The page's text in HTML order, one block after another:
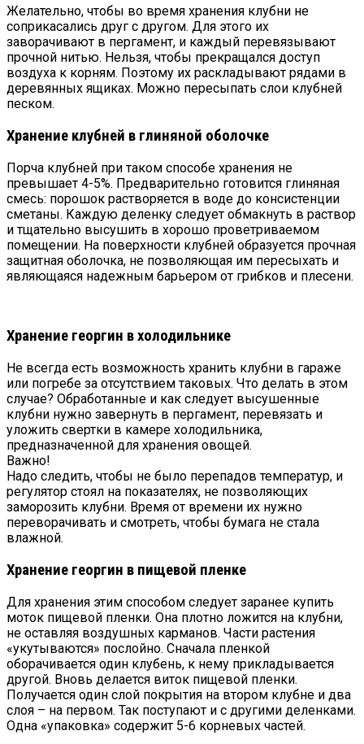
Желательно, чтобы во время хранения клубни не
соприкасались друг с другом. Для этого их
заворачивают в пергамент, и каждый перевязывают
прочной нитью. Нельзя, чтобы прекращался доступ
воздуха к корням. Поэтому их раскладывают рядами в
деревянных ящиках. Можно пересыпать слои клубней
песком.
Хранение клубней в глиняной оболочке
Порча клубней при таком способе хранения не
превышает 4-5%. Предварительно готовится глиняная
смесь: порошок растворяется в воде до консистенции
сметаны. Каждую деленку следует обмакнуть в раствор
и тщательно высушить в хорошо проветриваемом
помещении. На поверхности клубней образуется прочная
защитная оболочка, не позволяющая им пересыхать и
являющаяся надежным барьером от грибков и плесени.
Хранение георгин в холодильнике
Не всегда есть возможность хранить клубни в гараже
или погребе за отсутствием таковых. Что делать в этом
случае? Обработанные и как следует высушенные
клубни нужно завернуть в пергамент, перевязать и
уложить свертки в камере холодильника,
предназначенной для хранения овощей.
Важно!
Надо следить, чтобы не было перепадов температур, и
регулятор стоял на показателях, не позволяющих
заморозить клубни. Время от времени их нужно
переворачивать и смотреть, чтобы бумага не стала
влажной.
Хранение георгин в пищевой пленке
Для хранения этим способом следует заранее купить
моток пищевой пленки. Она плотно ложится на клубни,
не оставляя воздушных карманов. Части растения
«укутываются» послойно. Сначала пленкой
оборачивается один клубень, к нему прикладывается
другой. Вновь делается виток пищевой пленки.
Получается один слой покрытия на втором клубне и два
слоя – на первом. Так поступают и с другими деленками.
Одна «упаковка» содержит 5-6 корневых частей.